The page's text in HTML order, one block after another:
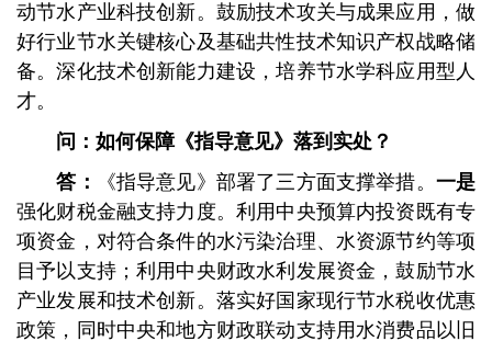
动节水产业科技创新。鼓励技术攻关与成果应用，做
好行业节水关键核心及基础共性技术知识产权战略储
备。深化技术创新能力建设，培养节水学科应用型人
才。
问：如何保障《指导意见》落到实处？
答：
《指导意见》部署了三方面支撑举措。 一是
强化财税金融支持力度。利用中央预算内投资既有专
项资金，对符合条件的水污染治理、水资源节约等项
目予以支持；利用中央财政水利发展资金，鼓励节水
产业发展和技术创新。落实好国家现行节水税收优惠
政策，同时中央和地方财政联动支持用水消费品以旧